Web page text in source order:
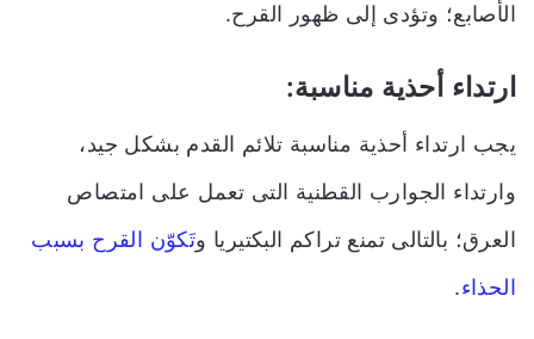
الأصابع؛ وتؤدى إلى ظهور القرح.
ارتداء أحذية مناسبة:
يجب ارتداء أحذية مناسبة تلائم القدم بشكل جيد،
وارتداء الجوارب القطنية التى تعمل على امتصاص
العرق؛ بالتالى تمنع تراكم البكتيريا وتَكوّن القرح بسبب
الحذاء.